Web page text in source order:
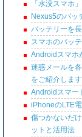
「水没スマホ
Nexus5のバッ
バッテリーを
スマホのバッ
Androidスマホ
迷惑メールを
をご紹介します
Androidスマー
iPhoneのLTE
傷つかないだ
ットと活用法